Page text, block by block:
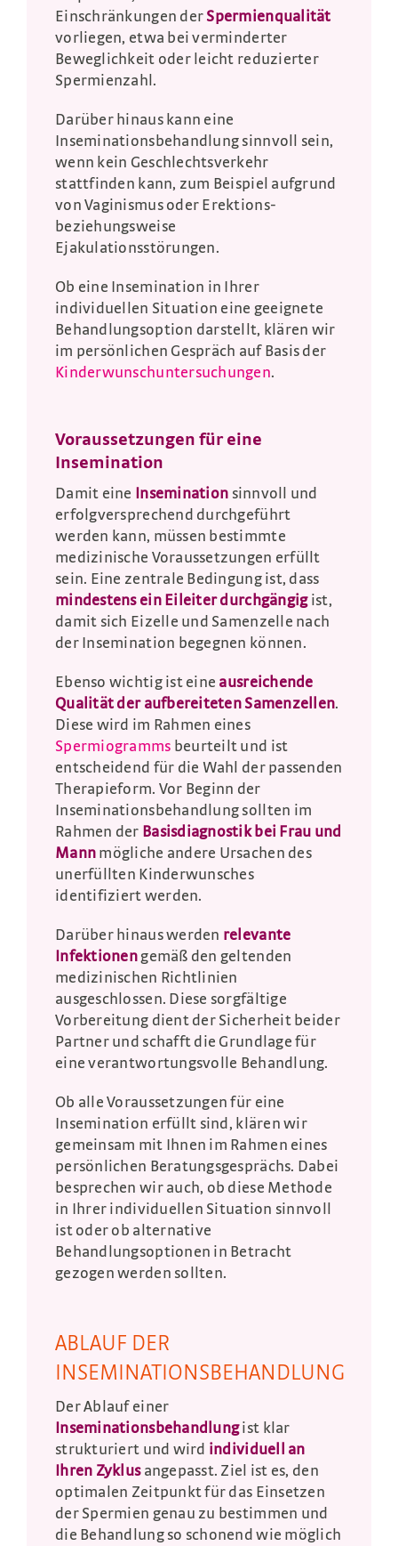
Einschränkungen der Spermienqualität
vorliegen, etwa bei verminderter
Beweglichkeit oder leicht reduzierter
Spermienzahl.
Darüber hinaus kann eine
Inseminationsbehandlung sinnvoll sein,
wenn kein Geschlechtsverkehr
stattfinden kann, zum Beispiel aufgrund
von Vaginismus oder Erektions-
beziehungsweise
Ejakulationsstörungen.
Ob eine Insemination in Ihrer
individuellen Situation eine geeignete
Behandlungsoption darstellt, klären wir
im persönlichen Gespräch auf Basis der
Kinderwunschuntersuchungen.
Voraussetzungen für eine
Insemination
Damit eine Insemination sinnvoll und
erfolgversprechend durchgeführt
werden kann, müssen bestimmte
medizinische Voraussetzungen erfüllt
sein. Eine zentrale Bedingung ist, dass
mindestens ein Eileiter durchgängigist,
damit sich Eizelle und Samenzelle nach
der Insemination begegnen können.
Ebenso wichtig ist eine ausreichende
Qualität der aufbereiteten Samenzellen.
Diese wird im Rahmen eines
Spermiogramms beurteilt und ist
entscheidend für die Wahl der passenden
Therapieform. Vor Beginn der
Inseminationsbehandlung sollten im
Rahmen der Basisdiagnostik bei Frau und
Mann mögliche andere Ursachen des
unerfüllten Kinderwunsches
identifiziert werden.
Darüber hinaus werden relevante
Infektionengemäß den geltenden
medizinischen Richtlinien
ausgeschlossen. Diese sorgfältige
Vorbereitung dient der Sicherheit beider
Partner und schafft die Grundlage für
eine verantwortungsvolle Behandlung.
Ob alle Voraussetzungen für eine
Insemination erfüllt sind, klären wir
gemeinsam mit Ihnen im Rahmen eines
persönlichen Beratungsgesprächs. Dabei
besprechen wir auch, ob diese Methode
in Ihrer individuellen Situation sinnvoll
ist oder ob alternative
Behandlungsoptionen in Betracht
gezogen werden sollten.
ABLAUF DER
INSEMINATIONSBEHANDLUNG
Der Ablauf einer
Inseminationsbehandlungist klar
strukturiert und wird individuell an
Ihren Zyklus angepasst. Ziel ist es, den
optimalen Zeitpunkt für das Einsetzen
der Spermien genau zu bestimmen und
die Behandlung so schonend wie möglich